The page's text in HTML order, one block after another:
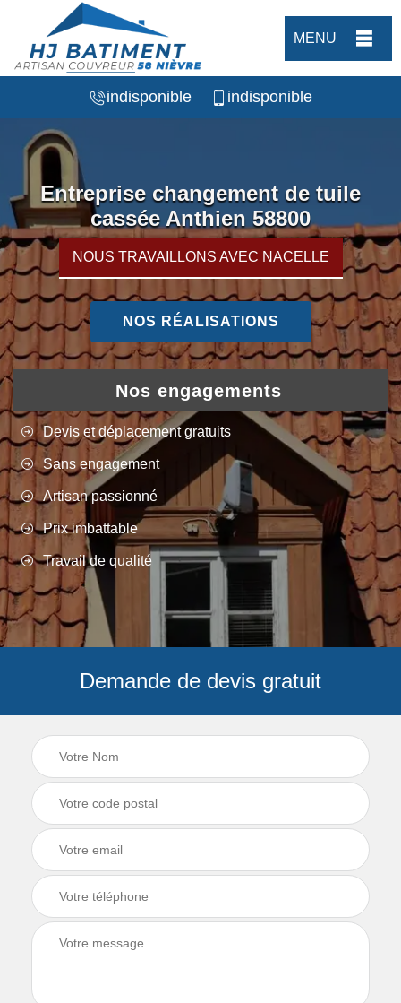
MENU
indisponible indisponible
Entreprise changement de tuile
cassée Anthien 58800
NOUS TRAVAILLONS AVEC NACELLE
NOS RÉALISATIONS
Nos engagements
Devis et déplacement gratuits
Sans engagement
Artisan passionné
Prix imbattable
Travail de qualité
Demande de devis gratuit